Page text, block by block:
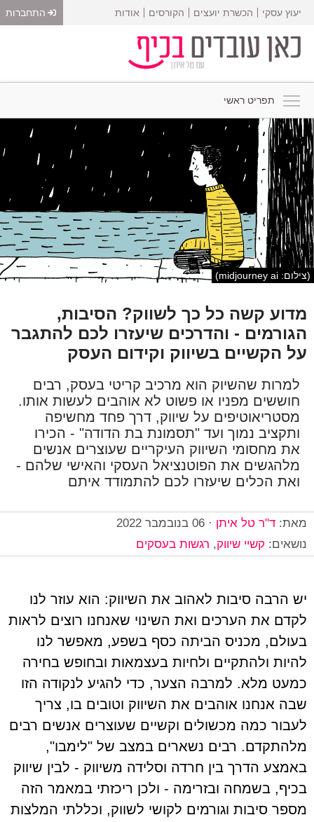
יעוץ עסקי הכשרת יועצים הקורסים אודות התחברות
תפריט ראשי
(צילום: midjourney ai)
מדוע קשה כל כך לשווק? הסיבות,
הגורמים - והדרכים שיעזרו לכם להתגבר
על הקשיים בשיווק וקידום העסק
למרות שהשיוק הוא מרכיב קריטי בעסק, רבים
חוששים מפניו או פשוט לא אוהבים לעשות אותו.
מסטריאוטיפים על שיווק, דרך פחד מחשיפה
ותקציב נמוך ועד "תסמונת בת הדודה" - הכירו
את מחסומי השיווק העיקריים שעוצרים אנשים
מלהגשים את הפוטנציאל העסקי והאישי שלהם -
ואת הכלים שיעזרו לכם להתמודד איתם
מאת: ד"ר טל איתן· 06 בנובמבר 2022
נושאים: קשיי שיווק, רגשות בעסקים
יש הרבה סיבות לאהוב את השיווק: הוא עוזר לנו
לקדם את הערכים ואת השינוי שאנחנו רוצים לראות
בעולם, מכניס הביתה כסף בשפע, מאפשר לנו
להיות ולהתקיים ולחיות בעצמאות ובחופש בחירה
כמעט מלא. למרבה הצער, כדי להגיע לנקודה הזו
שבה אנחנו אוהבים את השיווק וטובים בו, צריך
לעבור כמה מכשולים וקשיים שעוצרים אנשים רבים
מלהתקדם. רבים נשארים במצב של "לימבו",
באמצע הדרך בין חרדה וסלידה משיווק - לבין שיווק
בכיף, בשמחה ובזרימה - ולכן ריכזתי במאמר הזה
מספר סיבות וגורמים לקושי לשווק, וכללתי המלצות